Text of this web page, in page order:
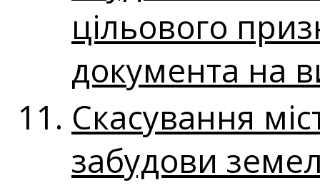
цільового
документа на
Скасування
забудови